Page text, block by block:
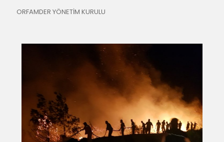
ORFAMDER YÖNETİM KURULU